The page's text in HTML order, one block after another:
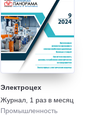
Электроцех
Журнал 1 раз в месяц
Промышленность